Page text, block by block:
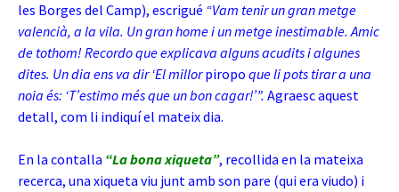
les Borges del Camp), escrigué “Vam tenir un gran metge
valencià, a la vila. Un gran home i un metge inestimable. Amic
de tothom! Recordo que explicava alguns acudits i algunes
dites. Un dia ens va dir ‘El millorpiropo que li pots tirar a una
noia és: ‘T’estimo més que un bon cagar!’”. Agraesc aquest
detall, com li indiquí el mateix dia.
En la contalla “La bona xiqueta”, recollida en la mateixa
recerca, una xiqueta viu junt amb son pare (qui era viudo) i